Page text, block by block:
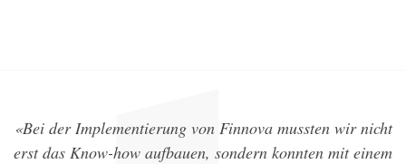
«Bei der Implementierung von Finnova mussten wir nicht
erst das Know-how aufbauen, sondern konnten mit einem